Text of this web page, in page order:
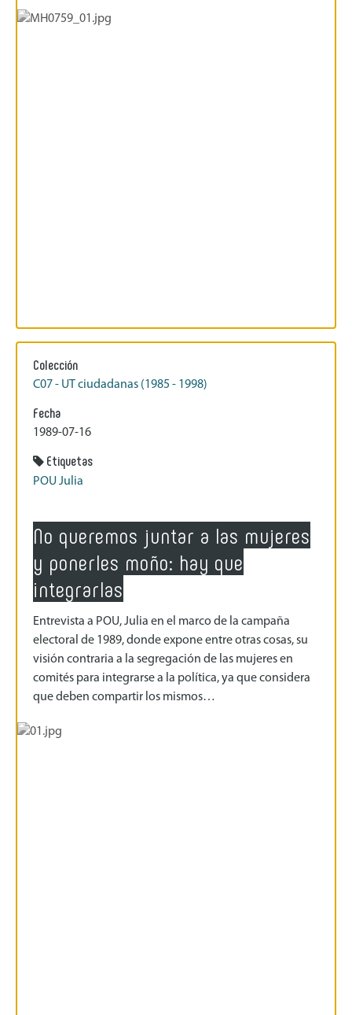
Colección
C07 - UT ciudadanas (1985 - 1998)
Fecha
1989-07-16
Etiquetas
POU Julia
No queremos juntar a las mujeres
y ponerles moño: hay que
integrarlas
Entrevista a POU, Julia en el marco de la campaña
electoral de 1989, donde expone entre otras cosas, su
visión contraria a la segregación de las mujeres en
comités para integrarse a la política, ya que considera
que deben compartir los mismos…